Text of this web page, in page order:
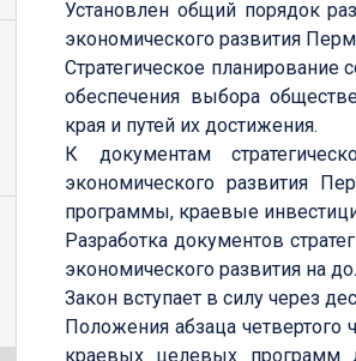
Установлен общий порядок
экономического развития
Стратегическое планирование
обеспечения выбора
края и путей их достижения.
К документам
экономического развития
программы, краевые
Разработка документов
экономического развития на
Закон вступает в силу через
Положения абзаца четвертого
краевых целевых программ